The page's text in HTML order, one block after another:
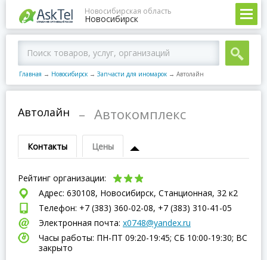
Новосибирская область
Новосибирск
Главная → Новосибирск → Запчасти для иномарок → Автолайн
Автолайн – Автокомплекс
Контакты Цены
Рейтинг организации:
Адрес: 630108, Новосибирск, Станционная, 32 к2
Телефон: +7 (383) 360-02-08, +7 (383) 310-41-05
Электронная почта: x0748@yandex.ru
Часы работы: ПН-ПТ 09:20-19:45; СБ 10:00-19:30; ВC
закрыто